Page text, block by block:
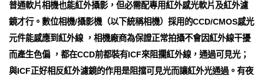
普通軟片相機也能紅外攝影，但必需配專用紅外感光軟片及紅外濾
鏡才行。數位相機/攝影機（以下統稱相機）採用的CCD/CMOS感光
元件能感應到紅外線 ，相機廠商為保證正常拍攝不會因紅外線干擾
而產生色偏 ，都在CCD前都裝有ICF來阻攔紅外線，通過可見光；
與ICF正好相反紅外濾鏡的作用是阻擋可見光而讓紅外光通過。有夜